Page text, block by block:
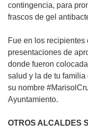
contingencia, para
frascos de gel
Fue en los
presentaciones de
donde fueron
salud y la de tu
su nombre
Ayuntamiento.
OTROS ALCALDES